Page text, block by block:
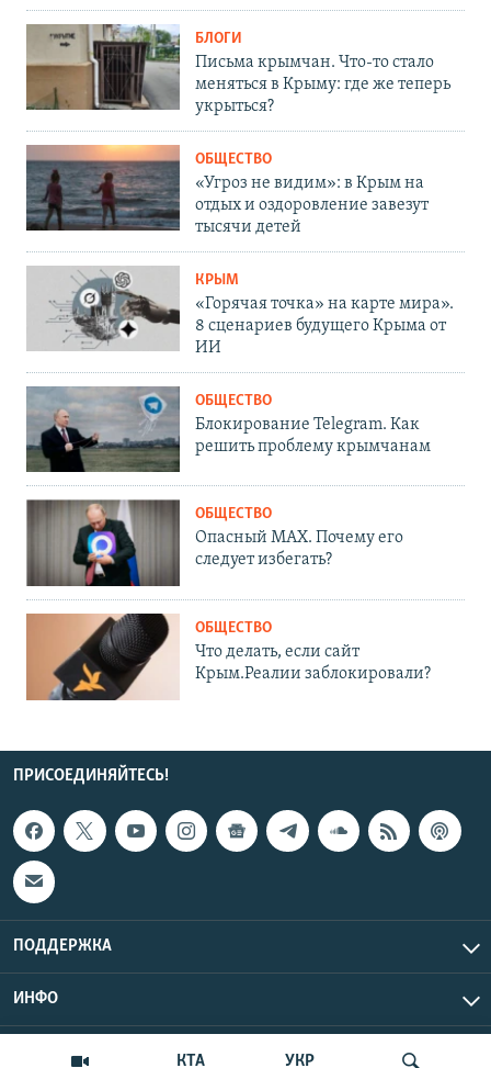
КТА УКР
БЛОГИ
Письма крымчан. Что-то стало
меняться в Крыму: где же теперь
укрыться?
ОБЩЕСТВО
«Угроз не видим»: в Крым на
отдых и оздоровление завезут
тысячи детей
КРЫМ
«Горячая точка» на карте мира».
8 сценариев будущего Крыма от
ИИ
ОБЩЕСТВО
Блокирование Telegram. Как
решить проблему крымчанам
ОБЩЕСТВО
Опасный MAX. Почему его
следует избегать?
ОБЩЕСТВО
Что делать, если сайт
Крым.Реалии заблокировали?
ПРИСОЕДИНЯЙТЕСЬ!
ПОДДЕРЖКА
ИНФО
Copyright Крым.Реалии, 2026 | Все права защищены.
UTC+3